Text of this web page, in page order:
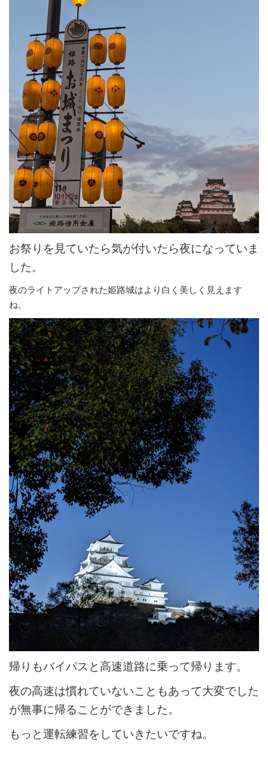
お祭りを見ていたら気が付いたら夜になっていま
した。
夜のライトアップされた姫路城はより白く美しく見えます
ね。
帰りもバイパスと高速道路に乗って帰ります。
夜の高速は慣れていないこともあって大変でした
が無事に帰ることができました。
もっと運転練習をしていきたいですね。